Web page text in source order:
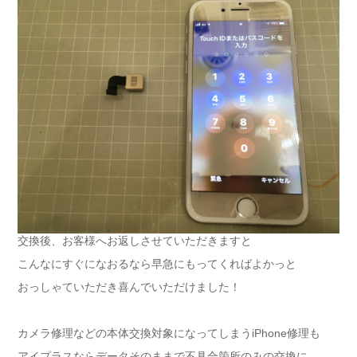
交換後、お客様へお返しさせていただきますと
こんなにすぐになおるなら早急にもってくればよかっと
おっしゃていただき喜んでいただけました！
カメラ修理などの本体交換対象になってしまうiPhone修理も